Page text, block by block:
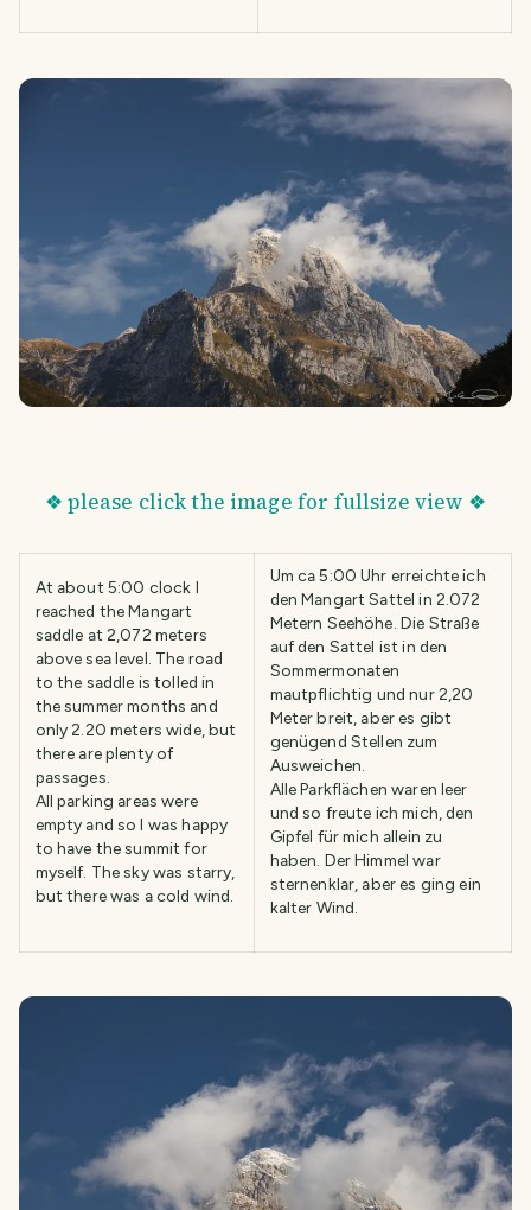
❖ please click the image for fullsize view ❖
At about 5:00 clock I
reached the Mangart
saddle at 2,072 meters
above sea level. The road
to the saddle is tolled in
the summer months and
only 2.20 meters wide, but
there are plenty of
passages.
All parking areas were
empty and so I was happy
to have the summit for
myself. The sky was starry,
but there was a cold wind.
Um ca 5:00 Uhr erreichte ich
den Mangart Sattel in 2.072
Metern Seehöhe. Die Straße
auf den Sattel ist in den
Sommermonaten
mautpflichtig und nur 2,20
Meter breit, aber es gibt
genügend Stellen zum
Ausweichen.
Alle Parkflächen waren leer
und so freute ich mich, den
Gipfel für mich allein zu
haben. Der Himmel war
sternenklar, aber es ging ein
kalter Wind.